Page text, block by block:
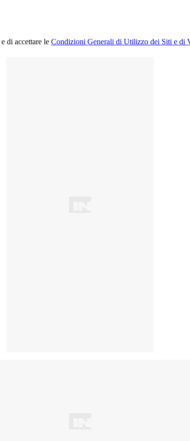
e di accettare le Condizioni Generali di Utilizzo dei Siti e di